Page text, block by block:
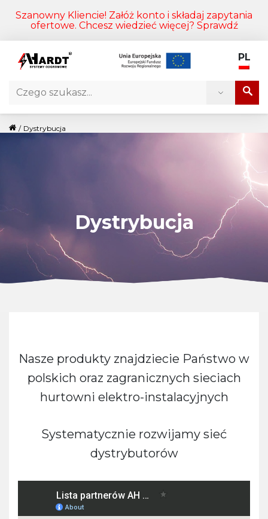
Szanowny Kliencie! Załóż konto i składaj zapytania
ofertowe. Chcesz wiedzieć więcej? Sprawdź
PL
Search
Dystrybucja
/
Dystrybucja
Nasze produkty znajdziecie Państwo w
polskich oraz zagranicznych sieciach
hurtowni elektro-instalacyjnych
Systematycznie rozwijamy sieć
dystrybutorów